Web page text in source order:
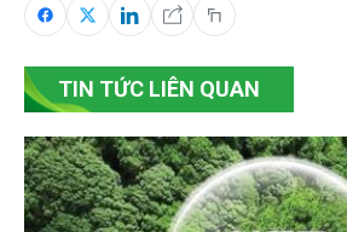
TIN TỨC LIÊN QUAN